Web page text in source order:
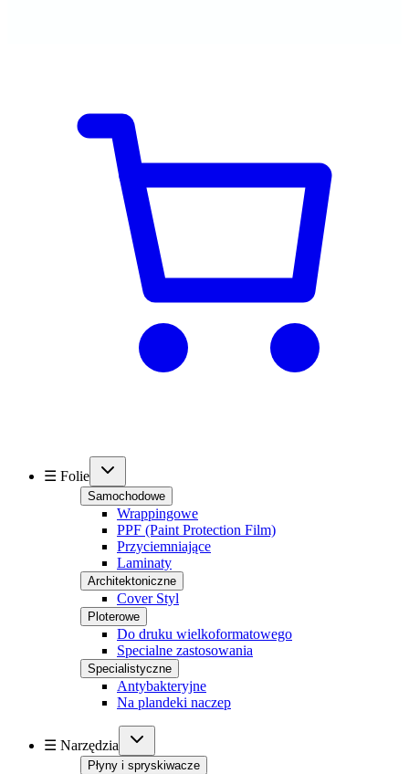
☰ Folie
Samochodowe
Wrappingowe
PPF (Paint Protection Film)
Przyciemniające
Laminaty
Architektoniczne
Cover Styl
Ploterowe
Do druku wielkoformatowego
Specialne zastosowania
Specialistyczne
Antybakteryjne
Na plandeki naczep
☰ Narzędzia
Płyny i spryskiwacze